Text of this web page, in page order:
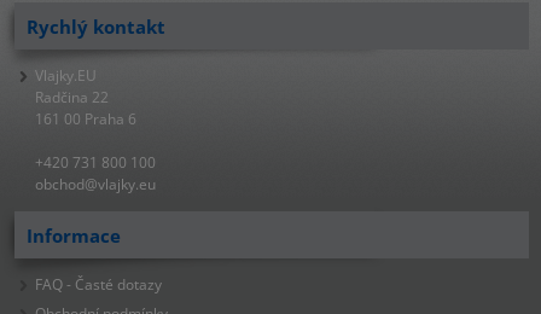
Rychlý kontakt
Vlajky.EU
Radčina 22
161 00 Praha 6
+420 731 800 100
obchod@vlajky.eu
Informace
FAQ - Časté dotazy